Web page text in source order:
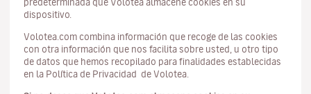
predeterminada que Volotea almacene cookies en su
dispositivo.
Volotea.com combina información que recoge de las cookies
con otra información que nos facilita sobre usted, u otro tipo
de datos que hemos recopilado para finalidades establecidas
en la Política de Privacidad de Volotea.